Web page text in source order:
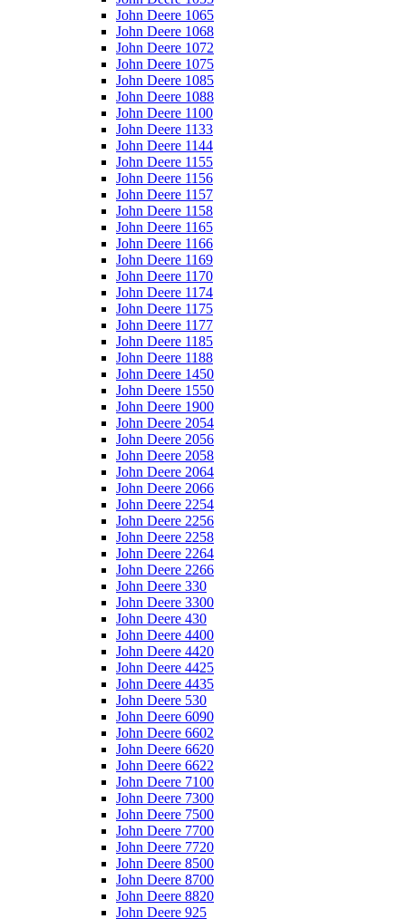
John Deere 1065
John Deere 1068
John Deere 1072
John Deere 1075
John Deere 1085
John Deere 1088
John Deere 1100
John Deere 1133
John Deere 1144
John Deere 1155
John Deere 1156
John Deere 1157
John Deere 1158
John Deere 1165
John Deere 1166
John Deere 1169
John Deere 1170
John Deere 1174
John Deere 1175
John Deere 1177
John Deere 1185
John Deere 1188
John Deere 1450
John Deere 1550
John Deere 1900
John Deere 2054
John Deere 2056
John Deere 2058
John Deere 2064
John Deere 2066
John Deere 2254
John Deere 2256
John Deere 2258
John Deere 2264
John Deere 2266
John Deere 330
John Deere 3300
John Deere 430
John Deere 4400
John Deere 4420
John Deere 4425
John Deere 4435
John Deere 530
John Deere 6090
John Deere 6602
John Deere 6620
John Deere 6622
John Deere 7100
John Deere 7300
John Deere 7500
John Deere 7700
John Deere 7720
John Deere 8500
John Deere 8700
John Deere 8820
John Deere 925